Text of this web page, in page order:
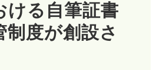
ける自筆証書
制度が創設さ